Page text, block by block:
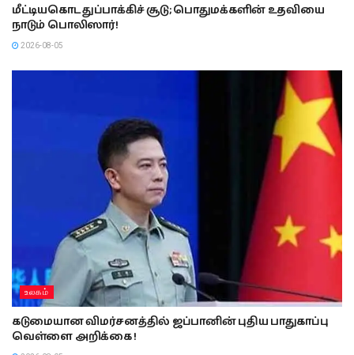
மீட்டியகொட துப்பாக்கிச் சூடு; பொதுமக்களின் உதவியை
நாடும் பொலிஸார்!
2026-08-05
உலகம்
கடுமையான விமர்சனத்தில் ஜப்பானின் புதிய பாதுகாப்பு
வெள்ளை அறிக்கை !